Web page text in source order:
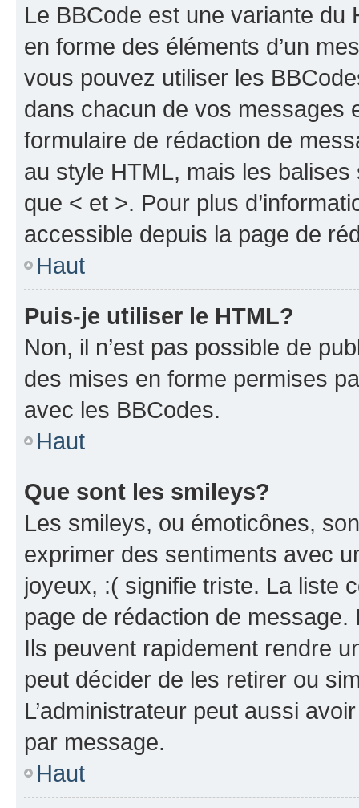
Le BBCode est une variante du
en forme des éléments d’un
vous pouvez utiliser les
dans chacun de vos messages
formulaire de rédaction de
au style HTML, mais les
que < et >. Pour plus
accessible depuis la page de
Haut
Puis-je utiliser le HTML?
Non, il n’est pas possible de
des mises en forme permises
avec les BBCodes.
Haut
Que sont les smileys?
Les smileys, ou émoticônes,
exprimer des sentiments avec
joyeux, :( signifie triste. La liste
page de rédaction de
Ils peuvent rapidement rendre
peut décider de les retirer ou
L’administrateur peut aussi
par message.
Haut